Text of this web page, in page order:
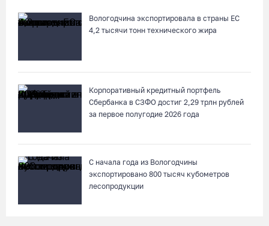
Вологодчина экспортировала в страны ЕС
4,2 тысячи тонн технического жира
Корпоративный кредитный портфель
Сбербанка в СЗФО достиг 2,29 трлн рублей
за первое полугодие 2026 года
С начала года из Вологодчины
экспортировано 800 тысяч кубометров
лесопродукции